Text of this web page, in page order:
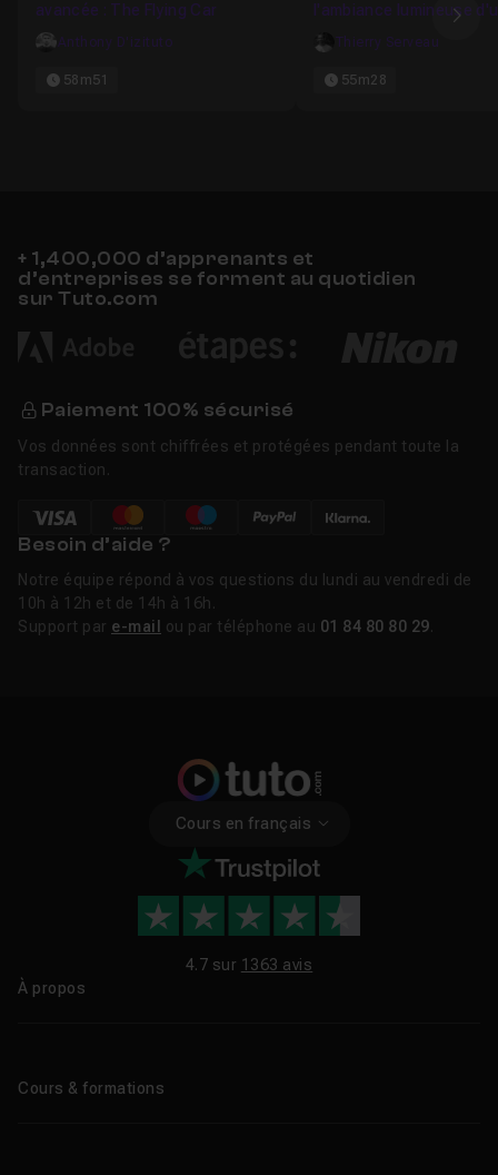
avancée : The Flying Car
Anthony D'izituto
58m51
l'ambiance lumineuse
photo de véhicule
Thierry Serveau
55m28
+ 1,400,000 d’apprenants et
d’entreprises se forment au quotidien
sur Tuto.com
Paiement 100% sécurisé
Vos données sont chiffrées et protégées pendant toute la
transaction.
Besoin d’aide ?
Notre équipe répond à vos questions du lundi au vendredi de
10h à 12h et de 14h à 16h.
Support par e-mail ou par téléphone au 01 84 80 80 29
Cours en français
4.7 sur 1363 avis
À propos
Cours & formations